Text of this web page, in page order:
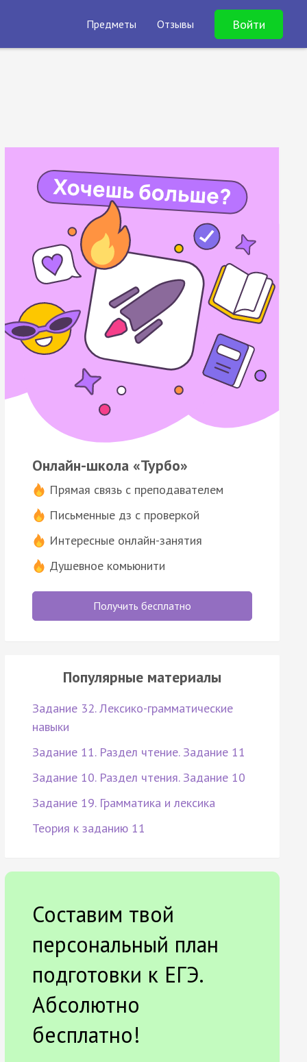
Предметы Отзывы Войти
Онлайн-школа «Турбо»
Прямая связь с преподавателем
Письменные дз с проверкой
Интересные онлайн-занятия
Душевное комьюнити
Получить бесплатно
Популярные материалы
Задание 32. Лексико-грамматические
навыки
Задание 11. Раздел чтение. Задание 11
Задание 10. Раздел чтения. Задание 10
Задание 19. Грамматика и лексика
Теория к заданию 11
Составим твой
персональный план
подготовки к ЕГЭ.
Абсолютно
бесплатно!